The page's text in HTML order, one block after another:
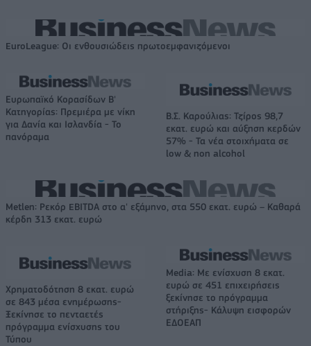
EuroLeague: Οι ενθουσιώδεις πρωτοεμφανιζόμενοι
Ευρωπαϊκό Κορασίδων Β'
Κατηγορίας: Πρεμιέρα με νίκη
για Δανία και Ισλανδία - Το
πανόραμα
Β.Σ. Καρούλιας: Τζίρος 98,7
εκατ. ευρώ και αύξηση κερδών
57% - Τα νέα στοιχήματα σε
low & non alcohol
Metlen: Ρεκόρ EBITDA στο α' εξάμηνο, στα 550 εκατ. ευρώ – Καθαρά
κέρδη 313 εκατ. ευρώ
Χρηματοδότηση 8 εκατ. ευρώ
σε 843 μέσα ενημέρωσης-
Ξεκίνησε το πενταετές
πρόγραμμα ενίσχυσης του
Τύπου
Media: Με ενίσχυση 8 εκατ.
ευρώ σε 451 επιχειρήσεις
ξεκίνησε το πρόγραμμα
στήριξης- Κάλυψη εισφορών
ΕΔΟΕΑΠ